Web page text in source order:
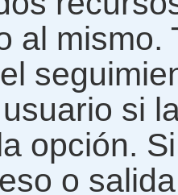
al mismo.
si
opción.
o